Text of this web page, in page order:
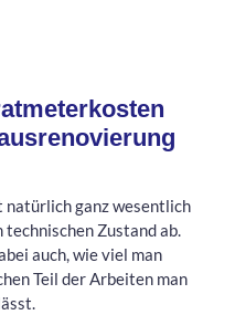
natürlich ganz wesentlich
technischen Zustand ab.
auch, wie viel man
Teil der Arbeiten man